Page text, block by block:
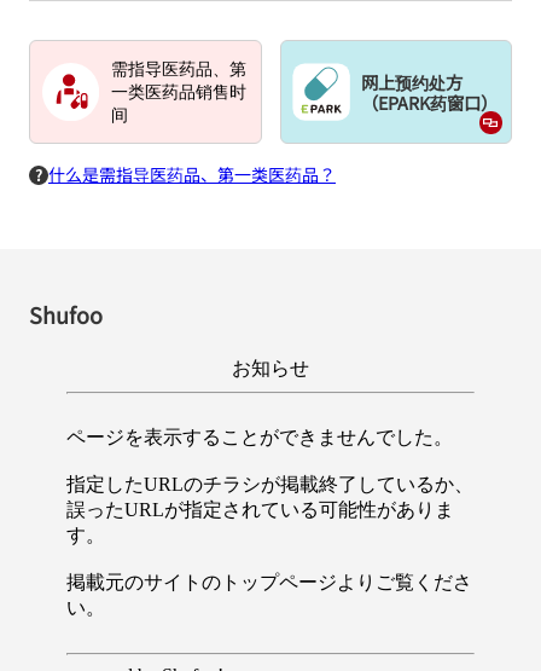
需指导医药品、第
一类医药品销售时
间
网上预约处方
（EPARK药窗口）
什么是需指导医药品、第一类医药品？
Shufoo